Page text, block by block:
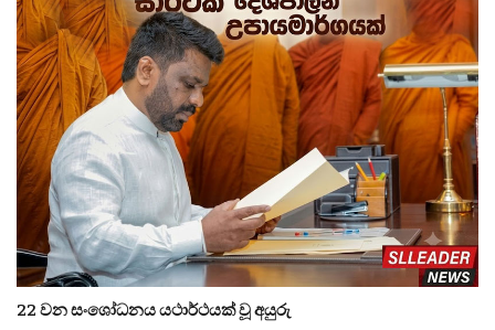
22 වන සංශෝධනය යථාර්ථයක් වූ අයුරු